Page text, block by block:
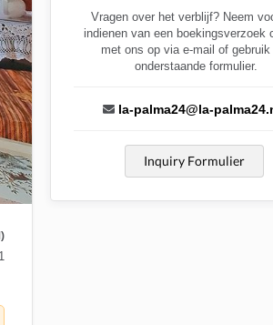
Vragen over het verblijf? Neem
indienen van een boekingsverzoek
met ons op via e-mail of gebruik
onderstaande formulier.
la-palma24@la-
Inquiry Formulier